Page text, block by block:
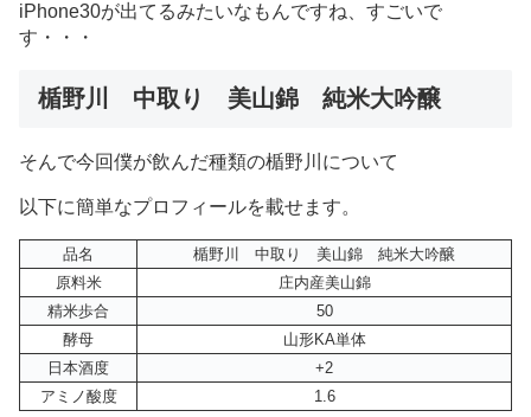
iPhone30が出てるみたいなもんですね、すごいで
す・・・
楯野川 中取り 美山錦 純米大吟醸
そんで今回僕が飲んだ種類の楯野川について
以下に簡単なプロフィールを載せます。
品名
楯野川 中取り 美山錦 純米大吟醸
原料米
庄内産美山錦
精米歩合
50
酵母
山形KA単体
日本酒度
+2
アミノ酸度
1.6